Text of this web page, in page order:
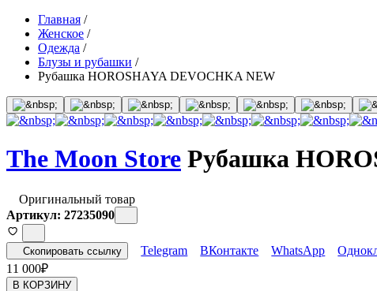
Главная /
Женское /
Одежда /
Блузы и рубашки /
Рубашка HOROSHAYA DEVOCHKA NEW
The Moon Store Рубашка
Оригинальный товар
Артикул: 27235090
Скопировать ссылку Telegram ВКонтакте WhatsApp
11 000₽
В КОРЗИНУ